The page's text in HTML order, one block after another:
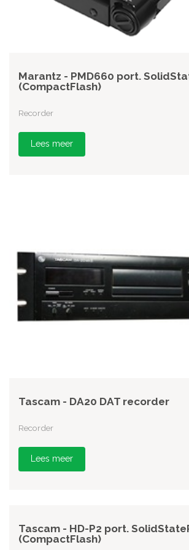
Marantz - PMD660 port.
(CompactFlash)
Recorder
Lees meer
Tascam - DA20 DAT recorder
Recorder
Lees meer
Tascam - HD-P2 port.
(CompactFlash)